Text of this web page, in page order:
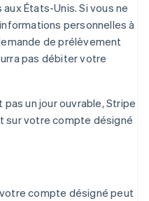
États-Unis. Si vous ne
personnelles à
de prélèvement
pas débiter votre
pas un jour ouvrable, Stripe
sur votre compte désigné
compte désigné peut